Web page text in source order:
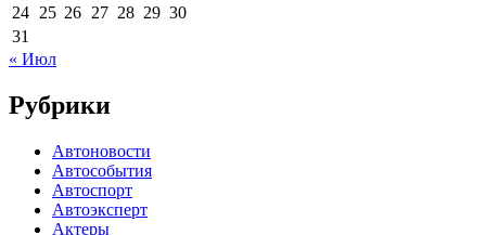
24 25 26 27 28 29 30
31
« Июл
Рубрики
Автоновости
Автособытия
Автоспорт
Автоэксперт
Актеры